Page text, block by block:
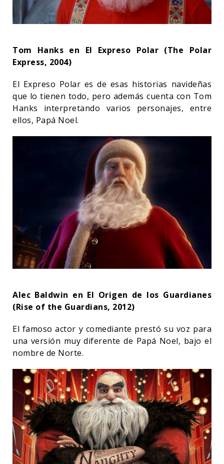
Tom Hanks en El Expreso Polar (The Polar
Express, 2004)
El Expreso Polar es de esas historias navideñas
que lo tienen todo, pero además cuenta con Tom
Hanks interpretando varios personajes, entre
ellos, Papá Noel.
Alec Baldwin en El Origen de los Guardianes
(Rise of the Guardians, 2012)
El famoso actor y comediante prestó su voz para
una versión muy diferente de Papá Noel, bajo el
nombre de Norte.